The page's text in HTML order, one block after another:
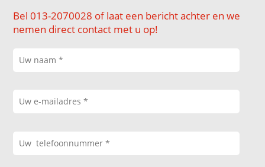
Bel 013-2070028 of laat een bericht achter en we
nemen direct contact met u op!